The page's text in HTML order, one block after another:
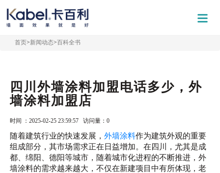
首页>新闻动态>百科全书
四川外墙涂料加盟电话多少，外
墙涂料加盟店
时间 ：2025-02-25 23:59:57 访问量： 0
随着建筑行业的快速发展， 外墙涂料作为建筑外观的重要
组成部分，其市场需求正在日益增加。在四川，尤其是成
都、绵阳、德阳等城市，随着城市化进程的不断推进，外
墙涂料的需求越来越大，不仅在新建项目中有所体现，老